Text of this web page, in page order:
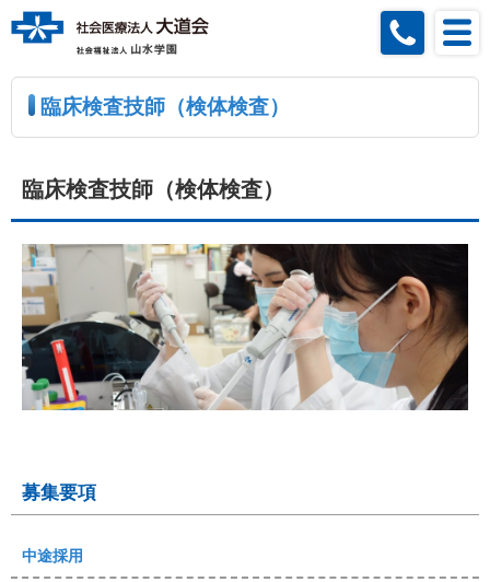
臨床検査技師（検体検査）
臨床検査技師（検体検査）
募集要項
中途採用